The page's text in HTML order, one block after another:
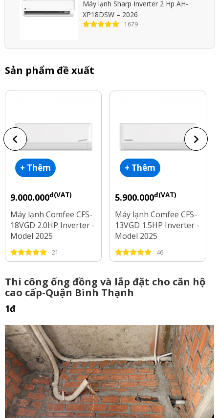
môi trường.
Xem tất cả bình luận(2 bình luận)
Máy lạnh Sharp Inverter 2 Hp AH-
XP18DSW – 2026
1679
Sản phẩm đề xuất
+ Thêm
9.000.000đ(VAT)
Máy lạnh Comfee CFS-
18VGD 2.0HP Inverter -
Model 2025
21
+ Thêm
5.900.000đ(VAT)
Máy lạnh Comfee CFS-
13VGD 1.5HP Inverter -
Model 2025
46
Thi công ống đồng và lắp đặt cho căn hộ
cao cấp-Quận Bình Thạnh
1đ